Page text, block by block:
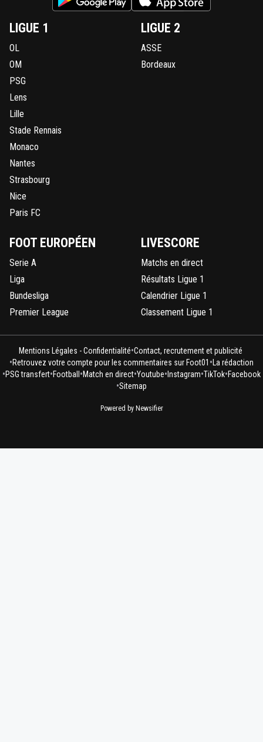
LIGUE 1
OL
OM
PSG
Lens
Lille
Stade Rennais
Monaco
Nantes
Strasbourg
Nice
Paris FC
LIGUE 2
ASSE
Bordeaux
FOOT EUROPÉEN
Serie A
Liga
Bundesliga
Premier League
LIVESCORE
Matchs en direct
Résultats Ligue 1
Calendrier Ligue 1
Classement Ligue 1
Mentions Légales - Confidentialité•Contact, recrutement et publicité
•Retrouvez votre compte pour les commentaires sur Foot01 •La rédaction
•PSG transfert•Football •Match en direct•Youtube• Instagram•TikTok•Facebook
•Sitemap
Powered by Newsifier